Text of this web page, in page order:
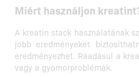
Miért használjon
A kreatin stack használatának
jobb eredményeket
eredményezhet. Ráadásul a
vagy a gyomorproblémák.